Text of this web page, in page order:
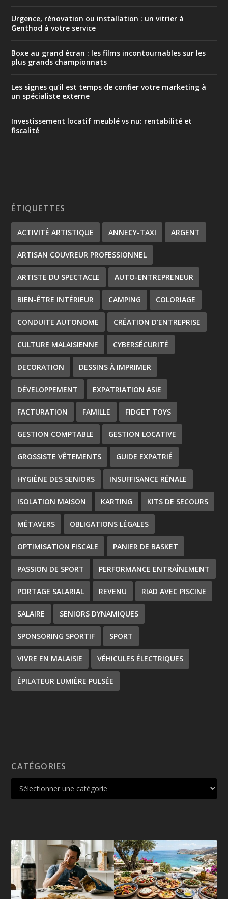
Urgence, rénovation ou installation : un vitrier à
Genthod à votre service
Boxe au grand écran : les films incontournables sur les
plus grands championnats
Les signes qu’il est temps de confier votre marketing à
un spécialiste externe
Investissement locatif meublé vs nu: rentabilité et
fiscalité
ÉTIQUETTES
ACTIVITÉ ARTISTIQUE ANNECY-TAXI ARGENT
ARTISAN COUVREUR PROFESSIONNEL
ARTISTE DU SPECTACLE AUTO-ENTREPRENEUR
BIEN-ÊTRE INTÉRIEUR CAMPING COLORIAGE
CONDUITE AUTONOME CRÉATION D’ENTREPRISE
CULTURE MALAISIENNE CYBERSÉCURITÉ
DECORATION DESSINS À IMPRIMER
DÉVELOPPEMENT EXPATRIATION ASIE
FACTURATION FAMILLE FIDGET TOYS
GESTION COMPTABLE GESTION LOCATIVE
GROSSISTE VÊTEMENTS GUIDE EXPATRIÉ
HYGIÈNE DES SENIORS INSUFFISANCE RÉNALE
ISOLATION MAISON KARTING KITS DE SECOURS
MÉTAVERS OBLIGATIONS LÉGALES
OPTIMISATION FISCALE PANIER DE BASKET
PASSION DE SPORT PERFORMANCE ENTRAÎNEMENT
PORTAGE SALARIAL REVENU RIAD AVEC PISCINE
SALAIRE SENIORS DYNAMIQUES
SPONSORING SPORTIF SPORT
VIVRE EN MALAISIE VÉHICULES ÉLECTRIQUES
ÉPILATEUR LUMIÈRE PULSÉE
CATÉGORIES